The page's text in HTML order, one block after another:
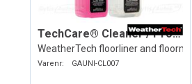
TechCare® Cleaner / Protector
WeatherTech floorliner and floormat
Varenr: GAUNI-CL007